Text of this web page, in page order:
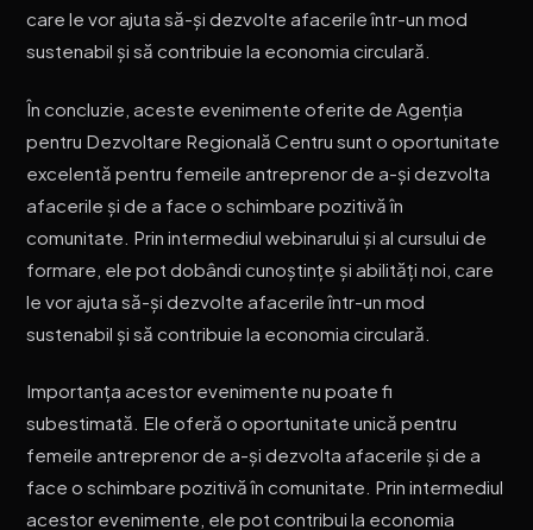
care le vor ajuta să-și dezvolte afacerile într-un mod
sustenabil și să contribuie la economia circulară.
În concluzie, aceste evenimente oferite de Agenția
pentru Dezvoltare Regională Centru sunt o oportunitate
excelentă pentru femeile antreprenor de a-și dezvolta
afacerile și de a face o schimbare pozitivă în
comunitate. Prin intermediul webinarului și al cursului de
formare, ele pot dobândi cunoștințe și abilități noi, care
le vor ajuta să-și dezvolte afacerile într-un mod
sustenabil și să contribuie la economia circulară.
Importanța acestor evenimente nu poate fi
subestimată. Ele oferă o oportunitate unică pentru
femeile antreprenor de a-și dezvolta afacerile și de a
face o schimbare pozitivă în comunitate. Prin intermediul
acestor evenimente, ele pot contribui la economia